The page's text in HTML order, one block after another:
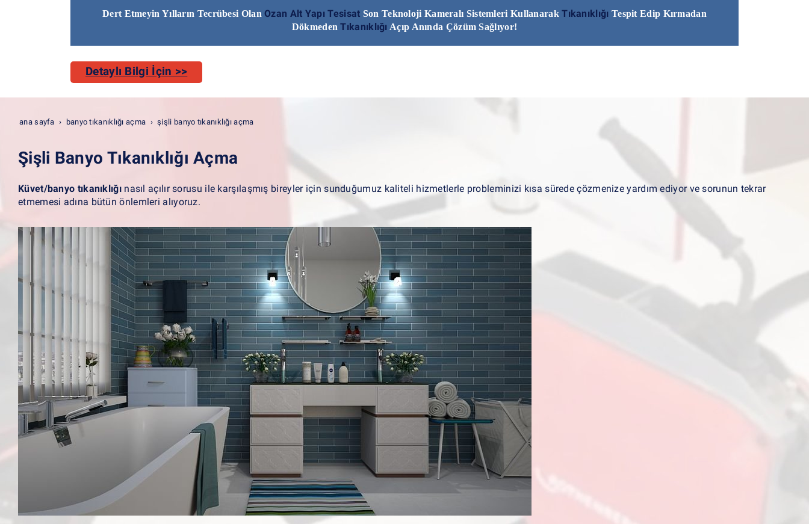
Dert Etmeyin Yılların Tecrübesi OlanOzan Alt Yapı Tesisat Son Teknoloji Kameralı Sistemleri KullanarakTıkanıklığı Tespit Edip Kırmadan
DökmedenTıkanıklığı Açıp Anında Çözüm Sağlıyor!
Detaylı Bilgi İçin >>
ana sayfa banyo tıkanıklığı açma şişli banyo tıkanıklığı açma
Şişli Banyo Tıkanıklığı Açma
Küvet/banyo tıkanıklığınasıl açılır sorusu ile karşılaşmış bireyler için sunduğumuz kaliteli hizmetlerle probleminizi kısa sürede çözmenize yardım ediyor ve sorunun tekrar
etmemesi adına bütün önlemleri alıyoruz.